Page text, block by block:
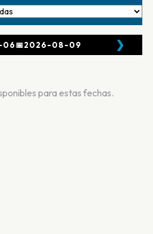
06📅2026-08-09 ❯
para estas fechas.